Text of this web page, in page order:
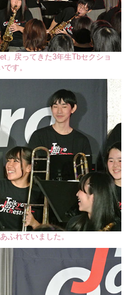
」戻ってきた3年生Tbセクショ
す。
ふれていました。